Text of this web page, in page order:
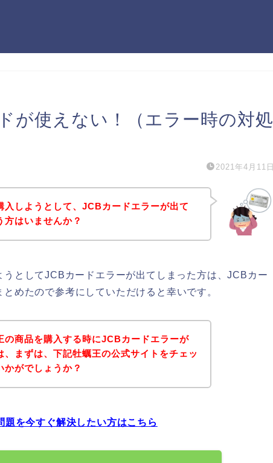
が使えない！（エラー時の対処
2021年4月11日
入しようとして、JCBカードエラーが出て
方はいませんか？
うとしてJCBカードエラーが出てしまった方は、JCBカー
めたので参考にしていただけると幸いです。
の商品を購入する時にJCBカードエラーが
、まずは、下記牡蠣王の公式サイトをチェッ
かがでしょうか？
を今すぐ解決したい方はこちら